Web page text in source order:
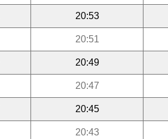
20:53
20:51
20:49
20:47
20:45
20:43